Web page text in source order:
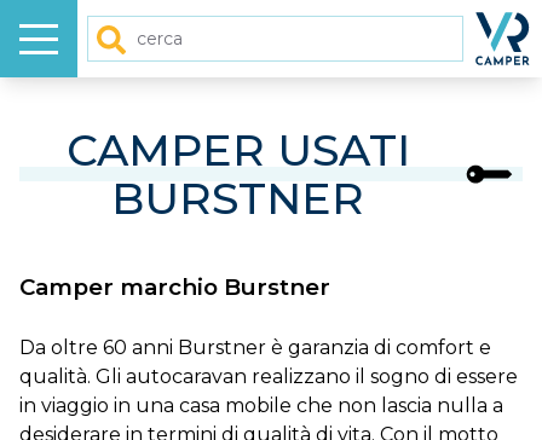
Menu
VIDEO
CAMPER USATI
BURSTNER
Camper marchio Burstner
Da oltre 60 anni Burstner è garanzia di comfort e
qualità. Gli autocaravan realizzano il sogno di essere
in viaggio in una casa mobile che non lascia nulla a
desiderare in termini di qualità di vita. Con il motto